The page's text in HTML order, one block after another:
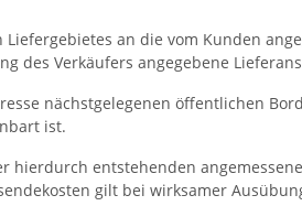
an die vom Kunden
des Verkäufers angegebene
nächstgelegenen öffentlichen
ist.
entstehenden
gilt bei wirksamer